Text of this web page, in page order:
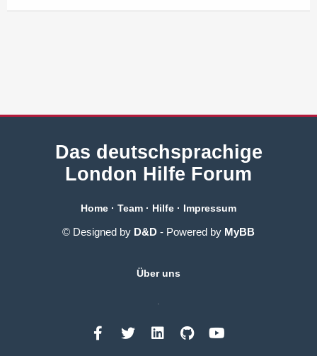
Das deutschsprachige
London Hilfe Forum
Home · Team · Hilfe · Impressum
© Designed by D&D - Powered by MyBB
Über uns
.